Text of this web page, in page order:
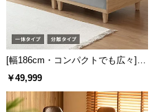
[幅186cm・コンパクトでも広々] 3
人掛けソファベッド リクライニン
￥49,999